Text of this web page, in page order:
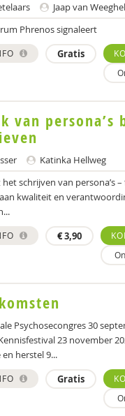
Jaap van Weeghel
Phrenos signaleert
Gratis
van
Katinka Hellweg
schrijven van persona’s
kwaliteit en
€3,90
Psychosecongres 30
23 november
herstel 9...
Gratis